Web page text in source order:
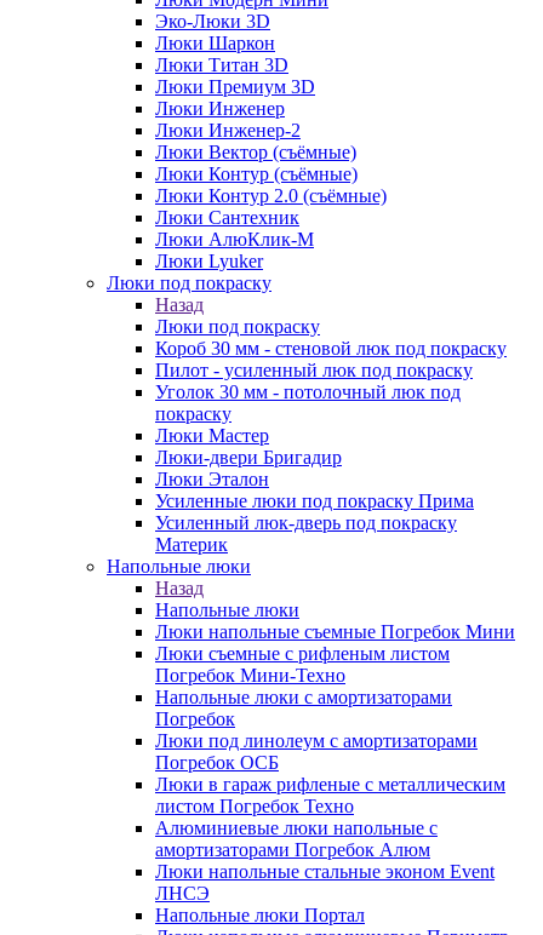
Эко-Люки 3D
Люки Шаркон
Люки Титан 3D
Люки Премиум 3D
Люки Инженер
Люки Инженер-2
Люки Вектор (съёмные)
Люки Контур (съёмные)
Люки Контур 2.0 (съёмные)
Люки Сантехник
Люки АлюКлик-М
Люки Lyuker
Люки под покраску
Назад
Люки под покраску
Короб 30 мм - стеновой люк под покраску
Пилот - усиленный люк под покраску
Уголок 30 мм - потолочный люк под
покраску
Люки Мастер
Люки-двери Бригадир
Люки Эталон
Усиленные люки под покраску Прима
Усиленный люк-дверь под покраску
Материк
Напольные люки
Назад
Напольные люки
Люки напольные съемные Погребок Мини
Люки съемные с рифленым листом
Погребок Мини-Техно
Напольные люки с амортизаторами
Погребок
Люки под линолеум с амортизаторами
Погребок ОСБ
Люки в гараж рифленые с металлическим
листом Погребок Техно
Алюминиевые люки напольные с
амортизаторами Погребок Алюм
Люки напольные стальные эконом Event
ЛНСЭ
Напольные люки Портал